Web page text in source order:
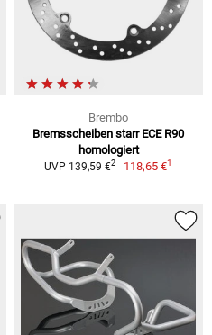
Brembo
Bremsscheiben starr ECE R90
homologiert
UVP 139,59 €2 118,65 €1